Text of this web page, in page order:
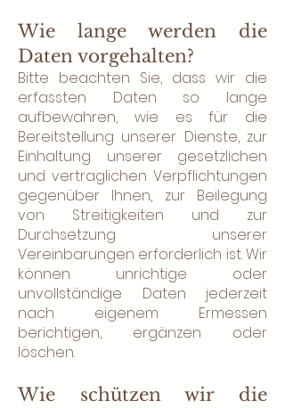
Wie lange werden die
Daten vorgehalten?
Bitte beachten Sie, dass wir die
erfassten Daten so lange
aufbewahren, wie es für die
Bereitstellung unserer Dienste, zur
Einhaltung unserer gesetzlichen
und vertraglichen Verpflichtungen
gegenüber Ihnen, zur Beilegung
von Streitigkeiten und zur
Durchsetzung unserer
Vereinbarungen erforderlich ist. Wir
können unrichtige oder
unvollständige Daten jederzeit
nach eigenem Ermessen
berichtigen, ergänzen oder
löschen.
Wie schützen wir die